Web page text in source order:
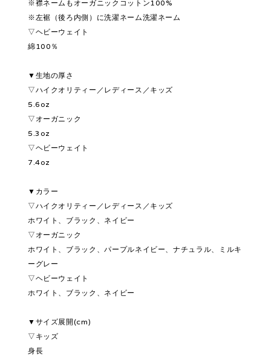
※襟ネームもオーガニックコットン100%
※左裾（後ろ内側）に洗濯ネーム洗濯ネーム
▽ヘビーウェイト
綿100％
▼生地の厚さ
▽ハイクオリティー／レディース／キッズ
5.6oz
▽オーガニック
5.3oz
▽ヘビーウェイト
7.4oz
▼カラー
▽ハイクオリティー／レディース／キッズ
ホワイト、ブラック、ネイビー
▽オーガニック
ホワイト、ブラック、パープルネイビー、ナチュラル、ミルキ
ーグレー
▽ヘビーウェイト
ホワイト、ブラック、ネイビー
▼サイズ展開(cm)
▽キッズ
身長